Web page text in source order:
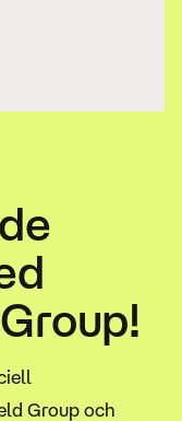
Group och